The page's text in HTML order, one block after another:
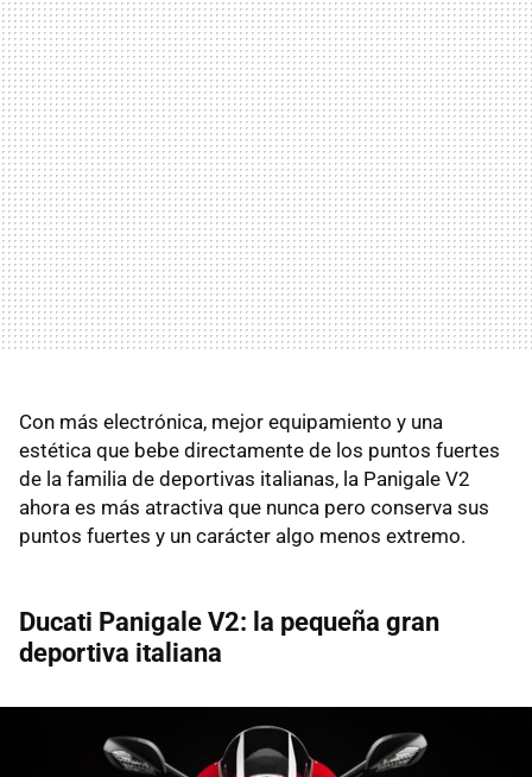
Con más electrónica, mejor equipamiento y una
estética que bebe directamente de los puntos fuertes
de la familia de deportivas italianas, la Panigale V2
ahora es más atractiva que nunca pero conserva sus
puntos fuertes y un carácter algo menos extremo.
Ducati Panigale V2: la pequeña gran
deportiva italiana